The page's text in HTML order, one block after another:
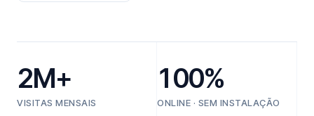
2M+
VISITAS MENSAIS
100%
ONLINE · SEM INSTALAÇÃO